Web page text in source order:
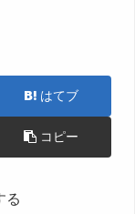
はてブ
コピー
る